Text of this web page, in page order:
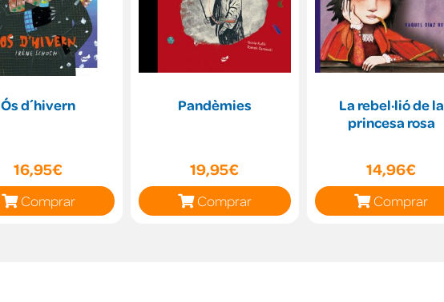
Ós d´hivern
16,95€
Comprar
Pandèmies
19,95€
Comprar
La rebel·lió de la
princesa rosa
14,96€
Comprar